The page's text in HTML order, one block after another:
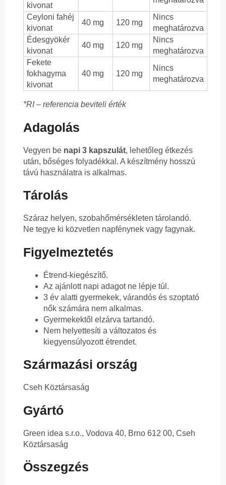
kivonat
Ceyloni fahéj
kivonat
40 mg 120 mg
Nincs
meghatározva
Édesgyökér
kivonat
40 mg 120 mg
Nincs
meghatározva
Fekete
fokhagyma
kivonat
40 mg 120 mg
Nincs
meghatározva
*RI – referencia beviteli érték
Adagolás
Vegyen be napi 3 kapszulát, lehetőleg étkezés
után, bőséges folyadékkal. A készítmény hosszú
távú használatra is alkalmas.
Tárolás
Száraz helyen, szobahőmérsékleten tárolandó.
Ne tegye ki közvetlen napfénynek vagy fagynak.
Figyelmeztetés
Étrend-kiegészítő.
Az ajánlott napi adagot ne lépje túl.
3 év alatti gyermekek, várandós és szoptató
nők számára nem alkalmas.
Gyermekektől elzárva tartandó.
Nem helyettesíti a változatos és
kiegyensúlyozott étrendet.
Származási ország
Cseh Köztársaság
Gyártó
Green idea s.r.o., Vodova 40, Brno 612 00, Cseh
Köztársaság
Összegzés